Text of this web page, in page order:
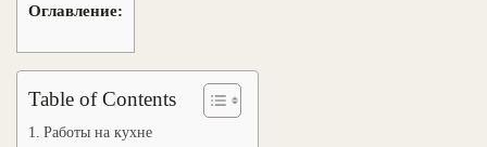
Оглавление:
Table of Contents
Работы на кухне